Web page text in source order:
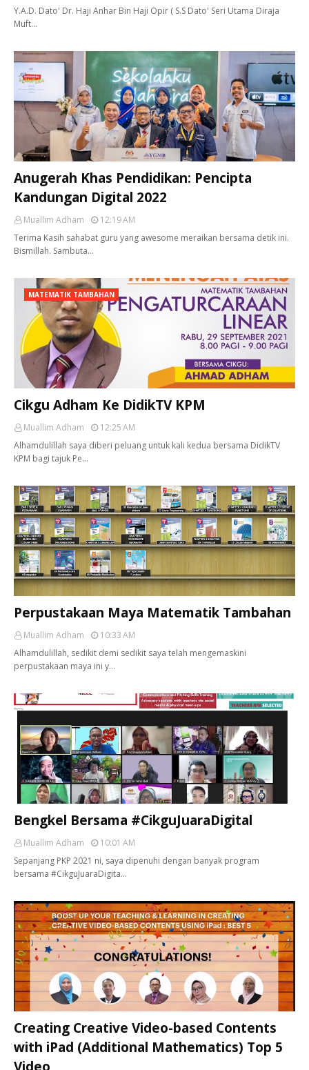
Y.A.D. Dato' Dr. Haji Anhar Bin Haji Opir ( S.S Dato' Seri Utama Diraja
Muft…
Anugerah Khas Pendidikan: Pencipta
Kandungan Digital 2022
Muallim Adham
12:19 AM
Terima Kasih sahabat guru yang awesome meraikan bersama detik ini.
Bismillah. Sambuta…
MATEMATIK TAMBAHAN
Cikgu Adham Ke DidikTV KPM
Muallim Adham
12:25 AM
Alhamdulillah saya diberi peluang untuk kali kedua bersama DidikTV
KPM bagi tajuk Pe…
Perpustakaan Maya Matematik Tambahan
Muallim Adham
10:33 AM
Alhamdulillah, sedikit demi sedikit saya telah mengemaskini
perpustakaan maya ini y…
Bengkel Bersama #CikguJuaraDigital
Muallim Adham
10:01 AM
Sepanjang PKP 2021 ni, saya dipenuhi dengan banyak program
bersama #CikguJuaraDigita…
Creating Creative Video-based Contents
with iPad (Additional Mathematics) Top 5